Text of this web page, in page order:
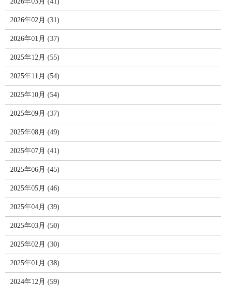
2026年02月 (31)
2026年01月 (37)
2025年12月 (55)
2025年11月 (54)
2025年10月 (54)
2025年09月 (37)
2025年08月 (49)
2025年07月 (41)
2025年06月 (45)
2025年05月 (46)
2025年04月 (39)
2025年03月 (50)
2025年02月 (30)
2025年01月 (38)
2024年12月 (59)